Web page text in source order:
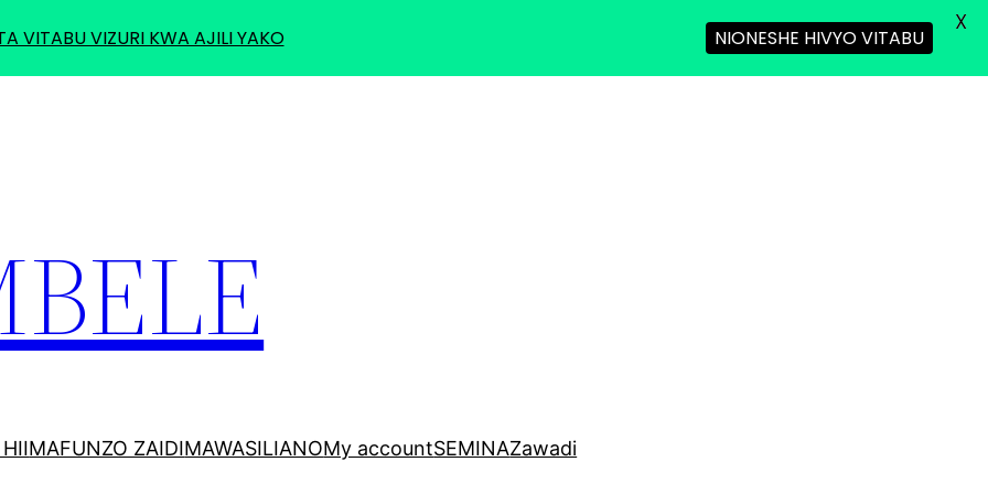
MAFUNZO ZAIDIMAWASILIANOMy accountSEMINAZawadi
VITABU VIZURI KWA AJILI YAKO NIONESHE HIVYO VITABU
X